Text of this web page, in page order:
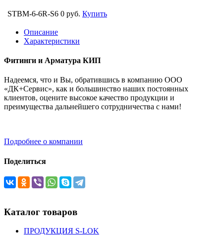
STBM-6-6R-S6 0 руб. Купить
Описание
Характеристики
Фитинги и Арматура КИП
Надеемся, что и Вы, обратившись в компанию ООО
«ДК+Сервис», как и большинство наших постоянных
клиентов, оцените высокое качество продукции и
преимущества дальнейшего сотрудничества с нами!
Подробнее о компании
Поделиться
Каталог товаров
ПРОДУКЦИЯ S-LOK